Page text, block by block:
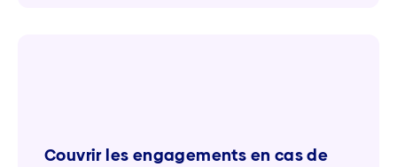
Couvrir les engagements en cas de